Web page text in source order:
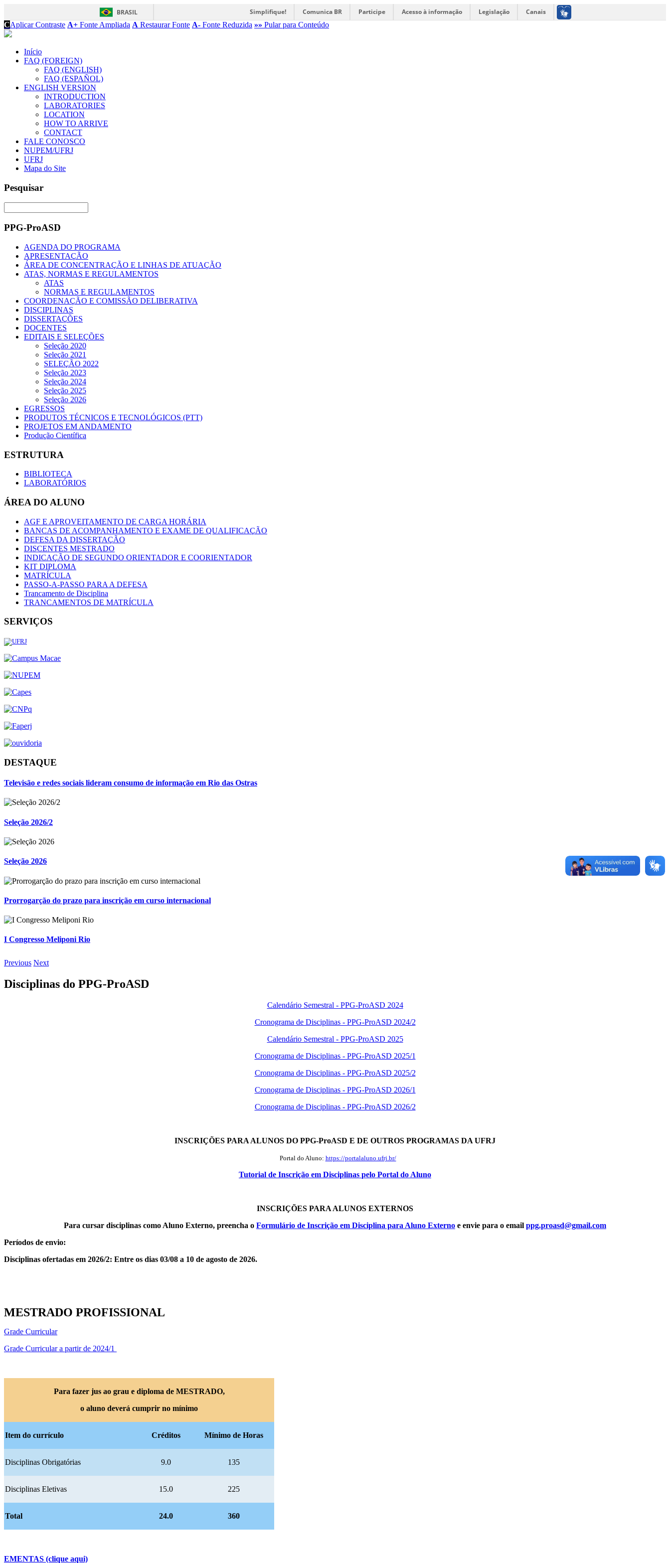
BRASIL Simplifique! Comunica BR Participe Acesso à informação Legislação
Canais
CAplicar Contraste A+ Fonte Ampliada A Restaurar Fonte A- Fonte Reduzida »» Pular para Conteúdo
Início
FAQ (FOREIGN)
FAQ (ENGLISH)
FAQ (ESPAÑOL)
ENGLISH VERSION
INTRODUCTION
LABORATORIES
LOCATION
HOW TO ARRIVE
CONTACT
FALE CONOSCO
NUPEM/UFRJ
UFRJ
Mapa do Site
Pesquisar
PPG-ProASD
AGENDA DO PROGRAMA
APRESENTAÇÃO
ÁREA DE CONCENTRAÇÃO E LINHAS DE ATUAÇÃO
ATAS, NORMAS E REGULAMENTOS
ATAS
NORMAS E REGULAMENTOS
COORDENAÇÃO E COMISSÃO DELIBERATIVA
DISCIPLINAS
DISSERTAÇÕES
DOCENTES
EDITAIS E SELEÇÕES
Seleção 2020
Seleção 2021
SELEÇÃO 2022
Seleção 2023
Seleção 2024
Seleção 2025
Seleção 2026
EGRESSOS
PRODUTOS TÉCNICOS E TECNOLÓGICOS (PTT)
PROJETOS EM ANDAMENTO
Produção Científica
ESTRUTURA
BIBLIOTECA
LABORATÓRIOS
ÁREA DO ALUNO
AGF E APROVEITAMENTO DE CARGA HORÁRIA
BANCAS DE ACOMPANHAMENTO E EXAME DE QUALIFICAÇÃO
DEFESA DA DISSERTAÇÃO
DISCENTES MESTRADO
INDICAÇÃO DE SEGUNDO ORIENTADOR E COORIENTADOR
KIT DIPLOMA
MATRÍCULA
PASSO-A-PASSO PARA A DEFESA
Trancamento de Disciplina
TRANCAMENTOS DE MATRÍCULA
SERVIÇOS
DESTAQUE
Televisão e redes sociais lideram consumo de informação em Rio das Ostras
Seleção 2026/2
Seleção 2026
Prorrogarção do prazo para inscrição em curso internacional
I Congresso Meliponi Rio
Previous Next
Disciplinas do PPG-ProASD
Calendário Semestral - PPG-ProASD 2024
Cronograma de Disciplinas - PPG-ProASD 2024/2
Calendário Semestral - PPG-ProASD 2025
Cronograma de Disciplinas - PPG-ProASD 2025/1
Cronograma de Disciplinas - PPG-ProASD 2025/2
Cronograma de Disciplinas - PPG-ProASD 2026/1
Cronograma de Disciplinas - PPG-ProASD 2026/2
INSCRIÇÕES PARA ALUNOS DO PPG-ProASD E DE OUTROS PROGRAMAS DA UFRJ
Portal do Aluno: https://portalaluno.ufrj.br/
Tutorial de Inscrição em Disciplinas pelo Portal do Aluno
INSCRIÇÕES PARA ALUNOS EXTERNOS
Para cursar disciplinas como Aluno Externo, preencha o Formulário de Inscrição em Disciplina para Aluno Externo e envie para o email ppg.proasd@gmail.com
Períodos de envio:
Disciplinas ofertadas em 2026/2: Entre os dias 03/08 a 10 de agosto de 2026.
MESTRADO PROFISSIONAL
Grade Curricular
Grade Curricular a partir de 2024/1
Para fazer jus ao grau e diploma de MESTRADO,
o aluno deverá cumprir no mínimo
Item do currículo Créditos Mínimo de Horas
Disciplinas Obrigatórias 9.0 135
Disciplinas Eletivas 15.0 225
Total 24.0 360
EMENTAS (clique aqui)